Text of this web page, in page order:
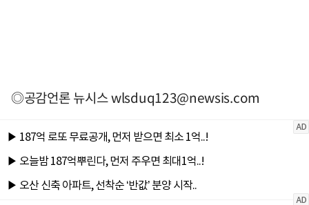
◎공감언론 뉴시스wlsduq123@newsis.com